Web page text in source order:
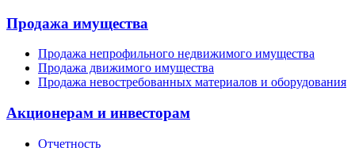
Продажа имущества
Продажа непрофильного недвижимого имущества
Продажа движимого имущества
Продажа невостребованных материалов и оборудования
Акционерам и инвесторам
Отчетность